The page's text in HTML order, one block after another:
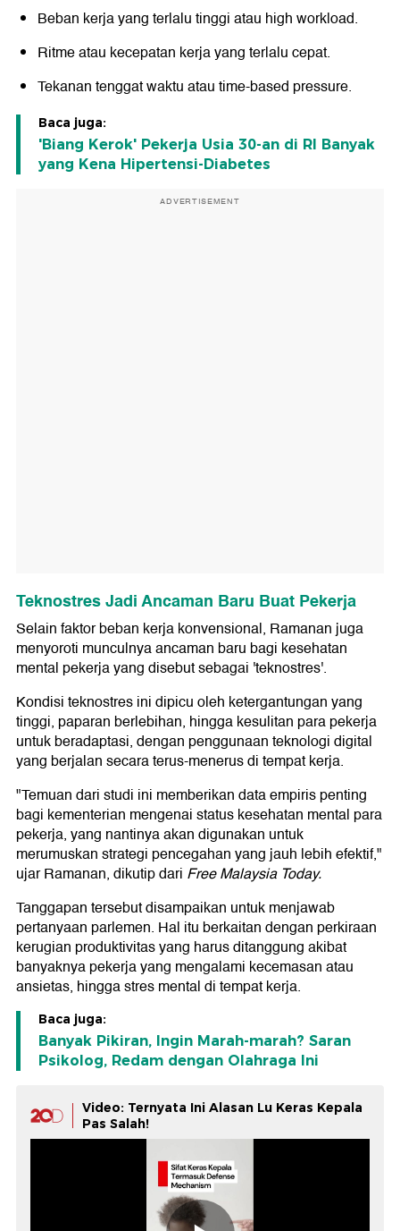
Beban kerja yang terlalu tinggi atau high workload.
Ritme atau kecepatan kerja yang terlalu cepat.
Tekanan tenggat waktu atau time-based pressure.
Baca juga:
'Biang Kerok' Pekerja Usia 30-an di RI Banyak
yang Kena Hipertensi-Diabetes
ADVERTISEMENT
Teknostres Jadi Ancaman Baru Buat Pekerja
Selain faktor beban kerja konvensional, Ramanan juga
menyoroti munculnya ancaman baru bagi kesehatan
mental pekerja yang disebut sebagai 'teknostres'.
Kondisi teknostres ini dipicu oleh ketergantungan yang
tinggi, paparan berlebihan, hingga kesulitan para pekerja
untuk beradaptasi, dengan penggunaan teknologi digital
yang berjalan secara terus-menerus di tempat kerja.
"Temuan dari studi ini memberikan data empiris penting
bagi kementerian mengenai status kesehatan mental para
pekerja, yang nantinya akan digunakan untuk
merumuskan strategi pencegahan yang jauh lebih efektif,"
ujar Ramanan, dikutip dari Free Malaysia Today.
Tanggapan tersebut disampaikan untuk menjawab
pertanyaan parlemen. Hal itu berkaitan dengan perkiraan
kerugian produktivitas yang harus ditanggung akibat
banyaknya pekerja yang mengalami kecemasan atau
ansietas, hingga stres mental di tempat kerja.
Baca juga:
Banyak Pikiran, Ingin Marah-marah? Saran
Psikolog, Redam dengan Olahraga Ini
Video: Ternyata Ini Alasan Lu Keras Kepala
Pas Salah!